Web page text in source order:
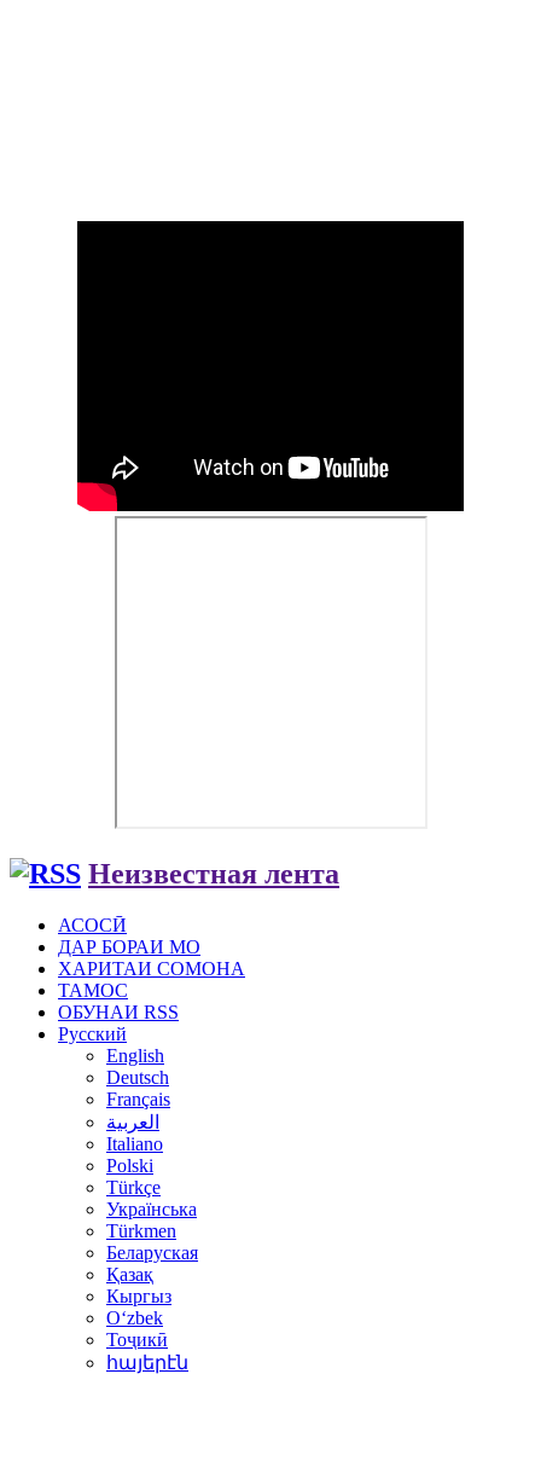
Неизвестная лента
АСОСӢ
ДАР БОРАИ МО
ХАРИТАИ СОМОНА
ТАМОС
ОБУНАИ RSS
Русский
English
Deutsch
Français
العربية
Italiano
Polski
Türkçe
Українська
Türkmen
Беларуская
Қазақ
Кыргыз
Oʻzbek
Тоҷикӣ
հայերէն